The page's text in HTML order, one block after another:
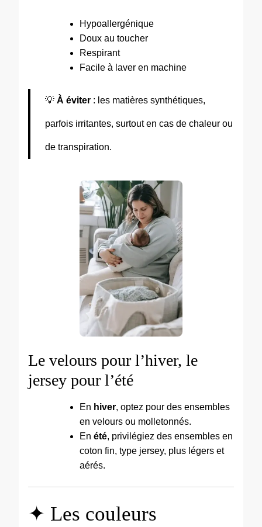
Hypoallergénique
Doux au toucher
Respirant
Facile à laver en machine
💡 À éviter : les matières synthétiques,
parfois irritantes, surtout en cas de chaleur ou
de transpiration.
Le velours pour l’hiver, le
jersey pour l’été
En hiver, optez pour des ensembles
en velours ou molletonnés.
En été, privilégiez des ensembles en
coton fin, type jersey, plus légers et
aérés.
✦ Les couleurs